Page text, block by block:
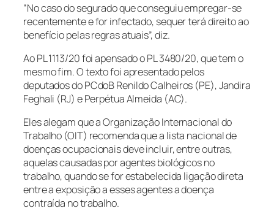
“No caso do segurado que conseguiu empregar-se
recentemente e for infectado, sequer terá direito ao
benefício pelas regras atuais”, diz.
Ao PL 1113/20 foi apensado o PL 3480/20, que tem o
mesmo fim. O texto foi apresentado pelos
deputados do PCdoB Renildo Calheiros (PE), Jandira
Feghali (RJ) e Perpétua Almeida (AC).
Eles alegam que a Organização Internacional do
Trabalho (OIT) recomenda que a lista nacional de
doenças ocupacionais deve incluir, entre outras,
aquelas causadas por agentes biológicos no
trabalho, quando se for estabelecida ligação direta
entre a exposição a esses agentes a doença
contraída no trabalho.